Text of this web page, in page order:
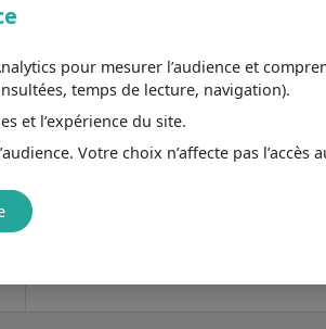
prix
Réfrigérateur Sharp 7.5
Pose libre : flexibilité et mobilité
Volume 201 : convient aux familles moyennes
7.5
pour mesurer l’audience et
temps de lecture, navigation).
et l’expérience du site.
Votre choix n’affecte pas l’accès